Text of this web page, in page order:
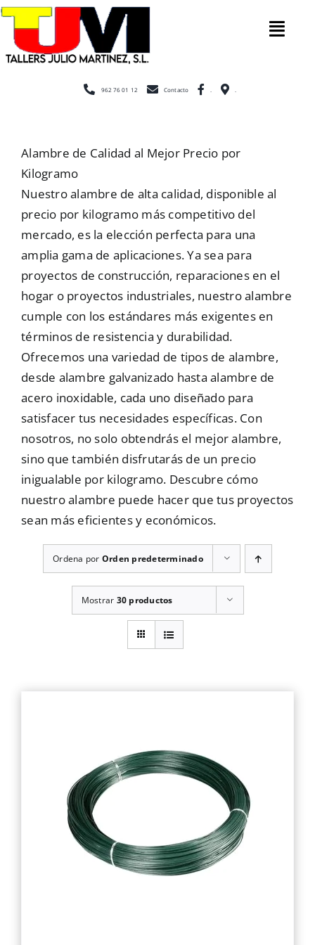
Saltar
contenido
Inicio
Construcción
Cerramientos
Escaleras
Mallas
Noticias
Contacto
962 76 01 12 Contacto
Alambre de Calidad al Mejor Precio por
Kilogramo
Nuestro alambre de alta calidad, disponible al
precio por kilogramo más competitivo del
mercado, es la elección perfecta para una
amplia gama de aplicaciones. Ya sea para
proyectos de construcción, reparaciones en el
hogar o proyectos industriales, nuestro alambre
cumple con los estándares más exigentes en
términos de resistencia y durabilidad.
Ofrecemos una variedad de tipos de alambre,
desde alambre galvanizado hasta alambre de
acero inoxidable, cada uno diseñado para
satisfacer tus necesidades específicas. Con
nosotros, no solo obtendrás el mejor alambre,
sino que también disfrutarás de un precio
inigualable por kilogramo. Descubre cómo
nuestro alambre puede hacer que tus proyectos
sean más eficientes y económicos.
Ordena por Orden predeterminado
Mostrar 30 productos